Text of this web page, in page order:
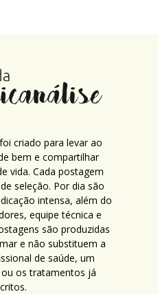
criado para levar ao
bem e compartilhar
vida. Cada postagem
seleção. Por dia são
intensa, além do
equipe técnica e
são produzidas
e não substituem a
de saúde, um
os tratamentos já